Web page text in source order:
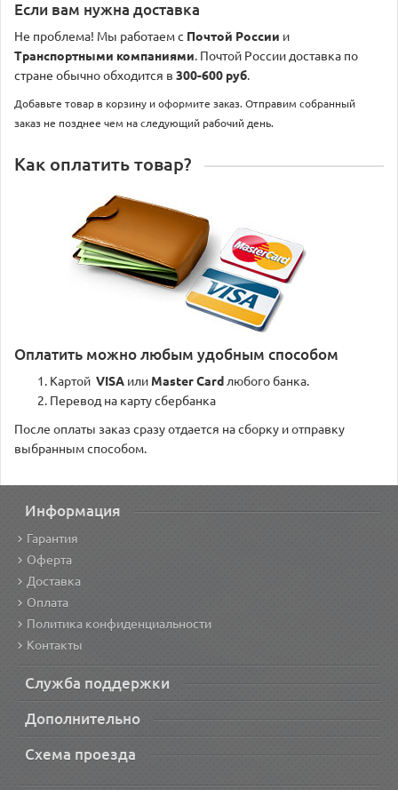
Если вам нужна доставка
Не проблема! Мы работаем с Почтой России и
Транспортными компаниями. Почтой России доставка по
стране обычно обходится в 300-600 руб.
Добавьте товар в корзину и оформите заказ. Отправим собранный
заказ не позднее чем на следующий рабочий день.
Как оплатить товар?
Оплатить можно любым удобным способом
Картой VISA или Master Card любого банка.
Перевод на карту сбербанка
После оплаты заказ сразу отдается на сборку и отправку
выбранным способом.
Информация
Гарантия
Оферта
Доставка
Оплата
Политика конфиденциальности
Контакты
Служба поддержки
Дополнительно
Схема проезда